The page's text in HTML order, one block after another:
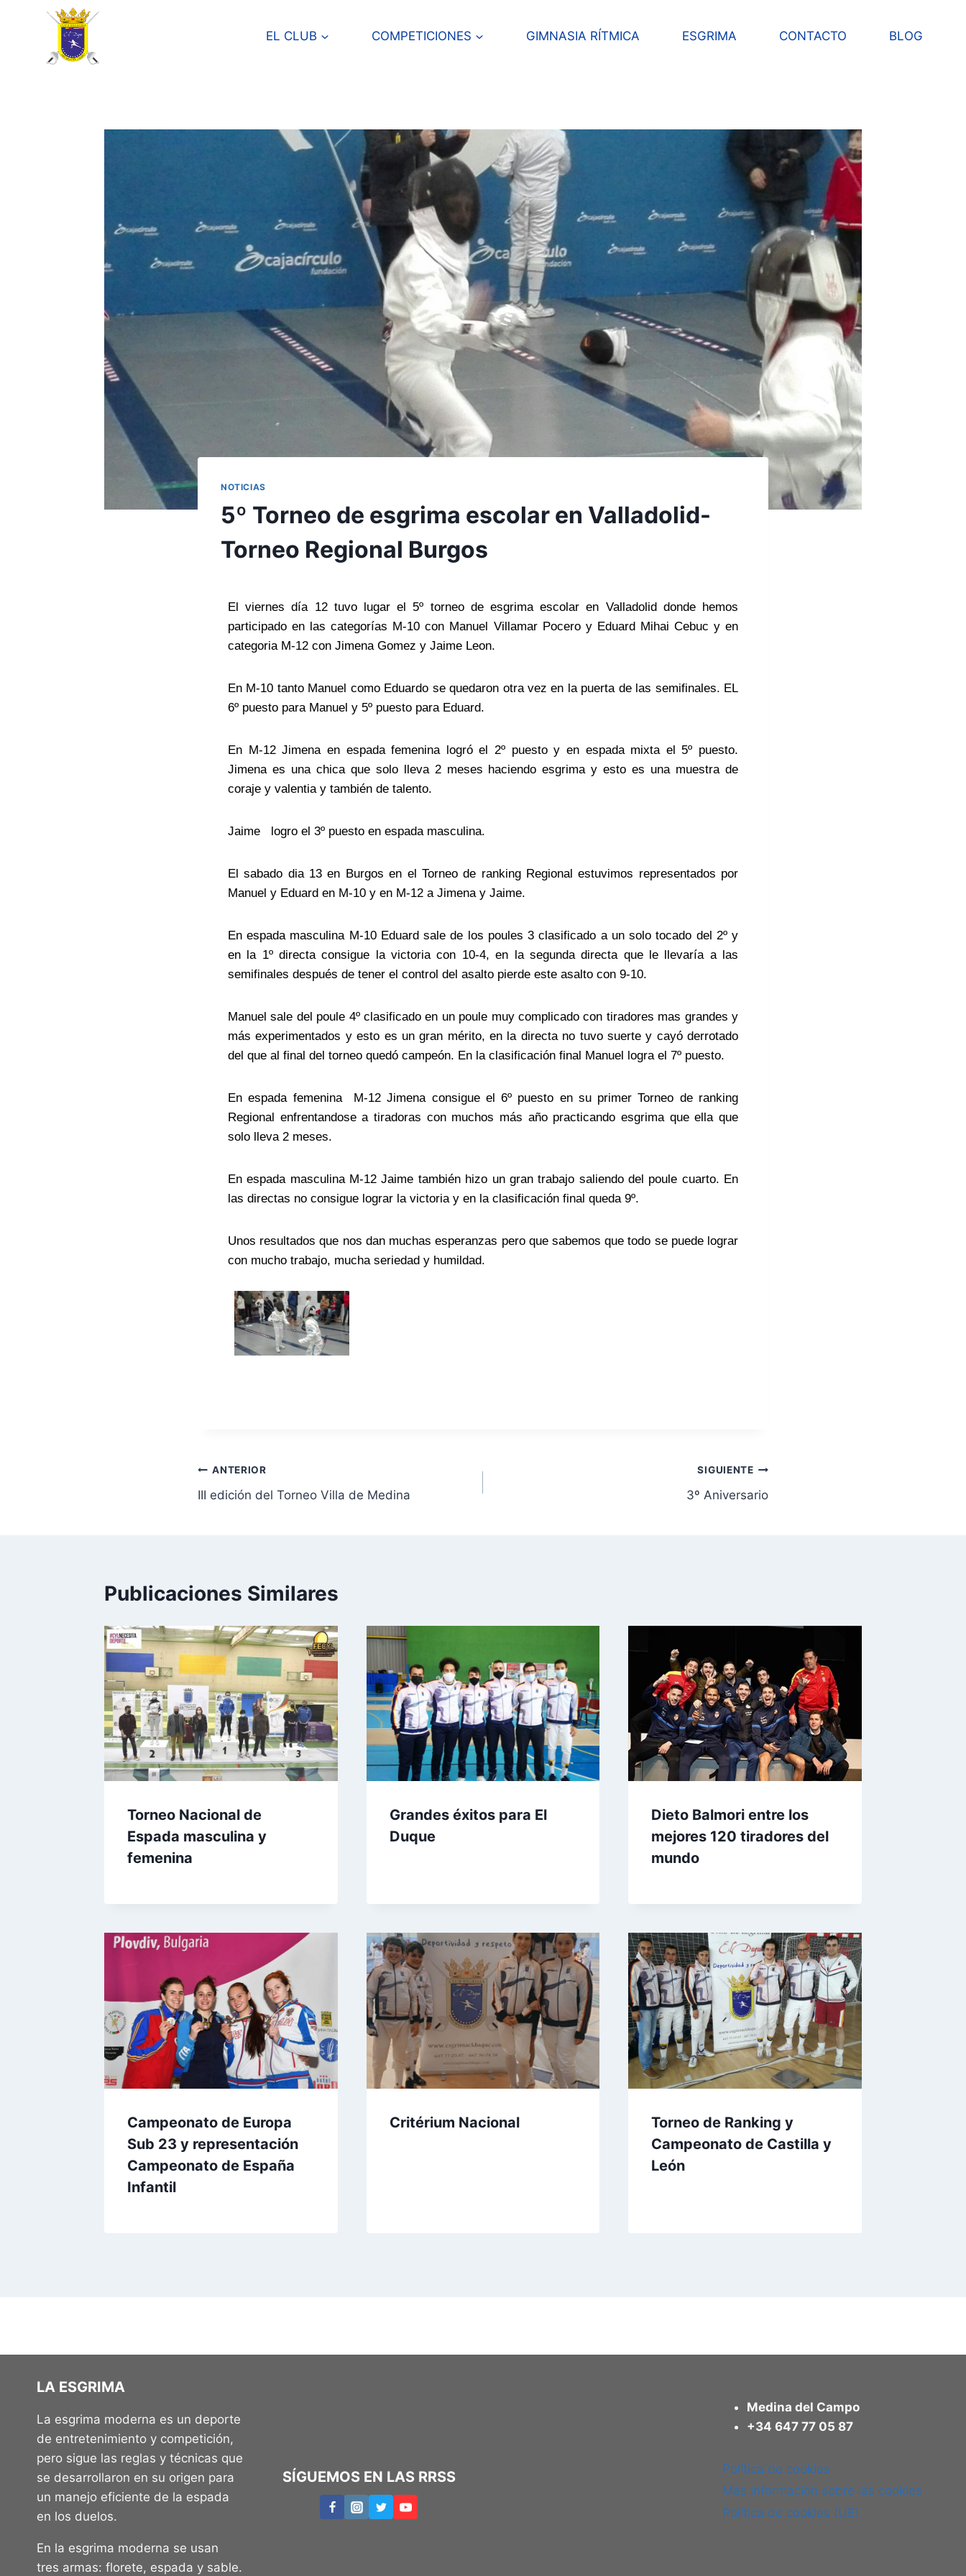
EL CLUB COMPETICIONES GIMNASIA RÍTMICA ESGRIMA CONTACTO BLOG
NOTICIAS
5º Torneo de esgrima escolar en Valladolid-
Torneo Regional Burgos
El viernes día 12 tuvo lugar el 5º torneo de esgrima escolar en Valladolid donde hemos
participado en las categorías M-10 con Manuel Villamar Pocero y Eduard Mihai Cebuc y en
categoria M-12 con Jimena Gomez y Jaime Leon.
En M-10 tanto Manuel como Eduardo se quedaron otra vez en la puerta de las semifinales. EL
6º puesto para Manuel y 5º puesto para Eduard.
En M-12 Jimena en espada femenina logró el 2º puesto y en espada mixta el 5º puesto.
Jimena es una chica que solo lleva 2 meses haciendo esgrima y esto es una muestra de
coraje y valentia y también de talento.
Jaime logro el 3º puesto en espada masculina.
El sabado dia 13 en Burgos en el Torneo de ranking Regional estuvimos representados por
Manuel y Eduard en M-10 y en M-12 a Jimena y Jaime.
En espada masculina M-10 Eduard sale de los poules 3 clasificado a un solo tocado del 2º y
en la 1º directa consigue la victoria con 10-4, en la segunda directa que le llevaría a las
semifinales después de tener el control del asalto pierde este asalto con 9-10.
Manuel sale del poule 4º clasificado en un poule muy complicado con tiradores mas grandes y
más experimentados y esto es un gran mérito, en la directa no tuvo suerte y cayó derrotado
del que al final del torneo quedó campeón. En la clasificación final Manuel logra el 7º puesto.
En espada femenina M-12 Jimena consigue el 6º puesto en su primer Torneo de ranking
Regional enfrentandose a tiradoras con muchos más año practicando esgrima que ella que
solo lleva 2 meses.
En espada masculina M-12 Jaime también hizo un gran trabajo saliendo del poule cuarto. En
las directas no consigue lograr la victoria y en la clasificación final queda 9º.
Unos resultados que nos dan muchas esperanzas pero que sabemos que todo se puede lograr
con mucho trabajo, mucha seriedad y humildad.
ANTERIOR
III edición del Torneo Villa de Medina
SIGUIENTE
3º Aniversario
Publicaciones Similares
Torneo Nacional de
Espada masculina y
femenina
Grandes éxitos para El
Duque
Dieto Balmori entre los
mejores 120 tiradores del
mundo
Campeonato de Europa
Sub 23 y representación
Campeonato de España
Infantil
Critérium Nacional
Torneo de Ranking y
Campeonato de Castilla y
León
LA ESGRIMA
La esgrima moderna es un deporte
de entretenimiento y competición,
pero sigue las reglas y técnicas que
se desarrollaron en su origen para
un manejo eficiente de la espada
en los duelos.
En la esgrima moderna se usan
tres armas: florete, espada y sable.
SÍGUEMOS EN LAS RRSS
Medina del Campo
+34 647 77 05 87
Política de cookies
Más información sobre las cookies
Política de cookies (UE)